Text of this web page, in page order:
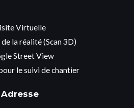
Virtuelle
la réalité (Scan 3D)
Street View
le suivi de chantier
Adresse